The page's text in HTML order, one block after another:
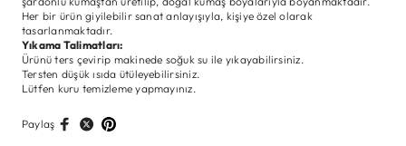
Her bir ürün giyilebilir sanat anlayışıyla, kişiye özel olarak
tasarlanmaktadır.
Yıkama Talimatları:
Ürünü ters çevirip makinede soğuk su ile yıkayabilirsiniz.
Tersten düşük ısıda ütüleyebilirsiniz.
Lütfen kuru temizleme yapmayınız.
Paylaş